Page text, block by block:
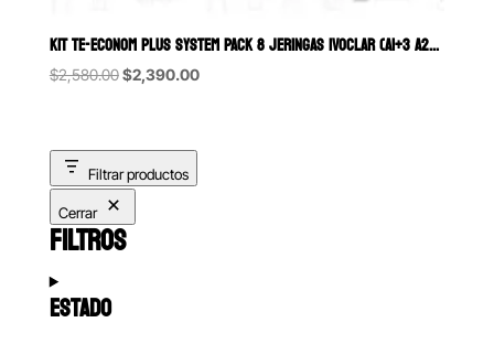
KIT TE-ECONOM PLUS SYSTEM PACK 8 JERINGAS IVOCLAR (A1+3 A2+2 A3+
$2,580.00Original
$2,580.00.
$2,390.00Current
Filtrar productos
Cerrar
FILTROS
ESTADO